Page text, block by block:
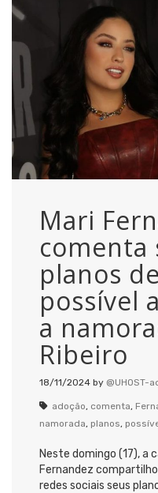
Mari
comenta
planos
possível
a
Ribeiro
18/11/2024 by @UHOST-
adoção, comenta,
namorada, planos,
Neste domingo (17), a
Fernandez
redes sociais seus